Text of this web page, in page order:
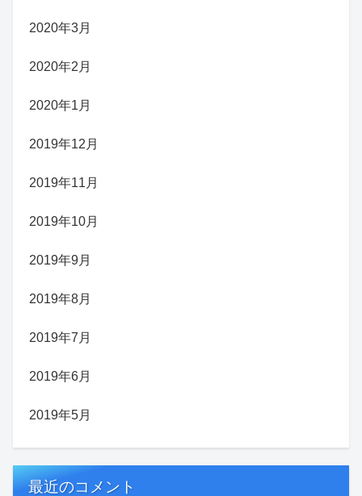
2020年3月
2020年2月
2020年1月
2019年12月
2019年11月
2019年10月
2019年9月
2019年8月
2019年7月
2019年6月
2019年5月
最近のコメント